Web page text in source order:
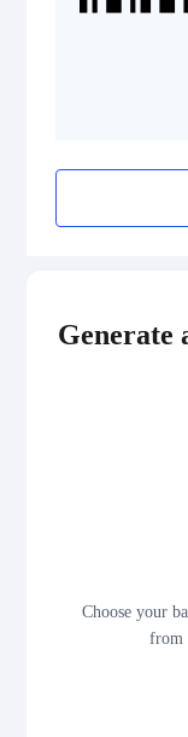
2D Codes
Generate
Choose your
from